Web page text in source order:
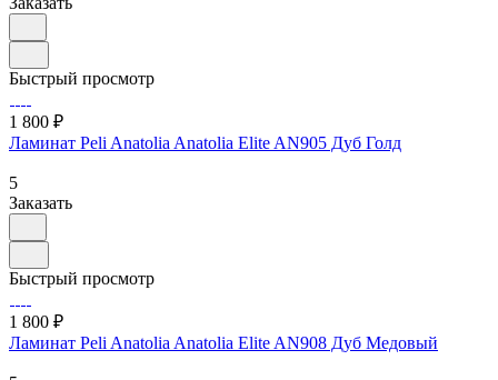
Быстрый просмотр
1 800 ₽
Ламинат Peli Anatolia Anatolia Elite AN905 Дуб Голд
5
Заказать
Быстрый просмотр
1 800 ₽
Ламинат Peli Anatolia Anatolia Elite AN908 Дуб Медовый